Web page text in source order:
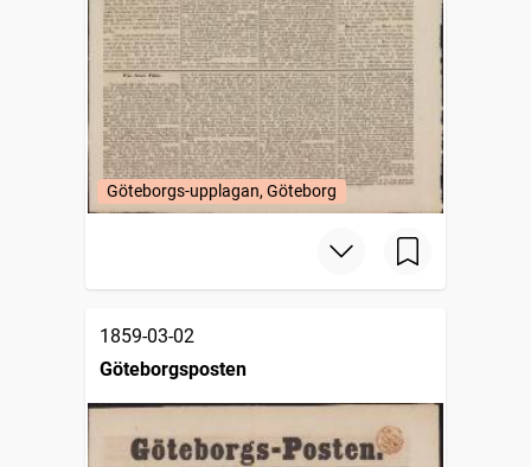
Göteborgs-upplagan, Göteborg
1859-03-02
Göteborgsposten